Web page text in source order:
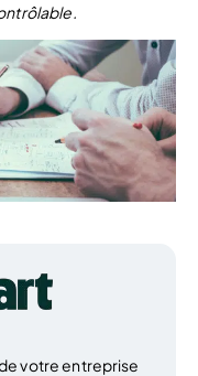
votre entreprise